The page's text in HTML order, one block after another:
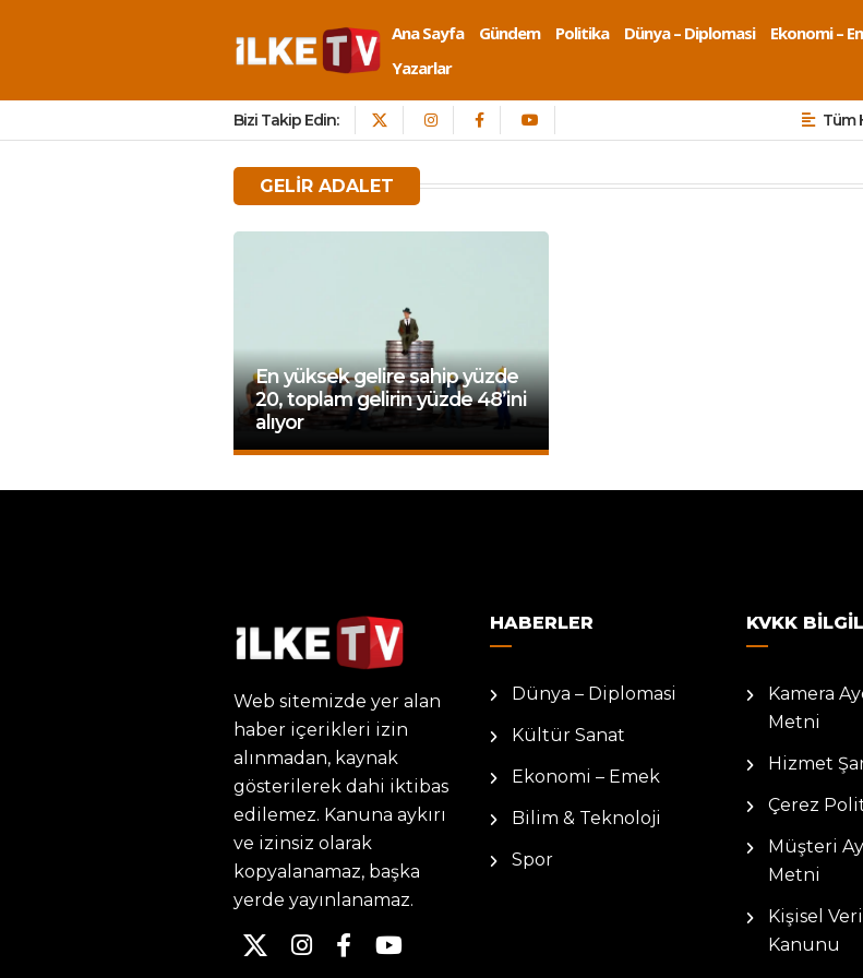
Ana Sayfa Gündem Politika Dünya – Diplomasi Ekonomi –
Yazarlar
Bizi Takip Edin: Tüm
GELIR ADALET
En yüksek gelire sahip yüzde
20, toplam gelirin yüzde 48’ini
alıyor
Web sitemizde yer alan
haber içerikleri izin
alınmadan, kaynak
gösterilerek dahi iktibas
edilemez. Kanuna aykırı
ve izinsiz olarak
kopyalanamaz, başka
yerde yayınlanamaz.
HABERLER
Dünya – Diplomasi
Kültür Sanat
Ekonomi – Emek
Bilim & Teknoloji
Spor
KVKK
Kamera
Metni
Hizmet
Çerez
Müşteri
Metni
Kişisel
Kanunu